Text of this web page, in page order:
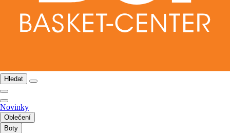
Hledat
Novinky
Oblečení
Boty